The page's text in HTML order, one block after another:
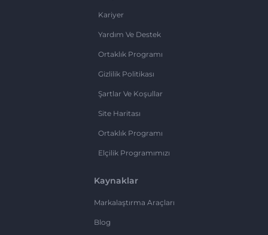
Kariyer
Yardım Ve Destek
Ortaklık Programı
Gizlilik Politikası
Şartlar Ve Koşullar
Site Haritası
Ortaklık Programı
Elçilik Programımızı
Kaynaklar
Markalaştırma Araçları
Blog